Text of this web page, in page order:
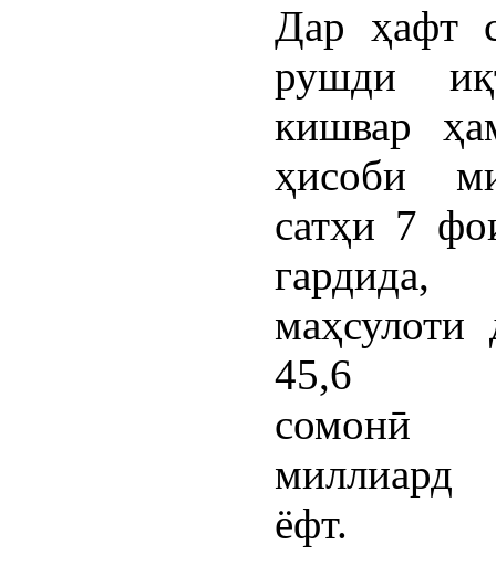
Дар ҳафт
рушди
кишвар
ҳисоби
сатҳи 7
маҳсулоти
45,6
ёфт.